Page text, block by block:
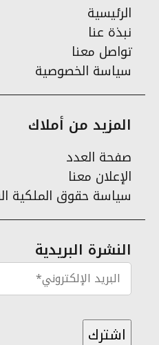
الرئيسية
نبذة عنا
تواصل معنا
سياسة الخصوصية
المزيد من أملاك
صفحة العدد
الإعلان معنا
سياسة حقوق الملكية
النشرة البريدية